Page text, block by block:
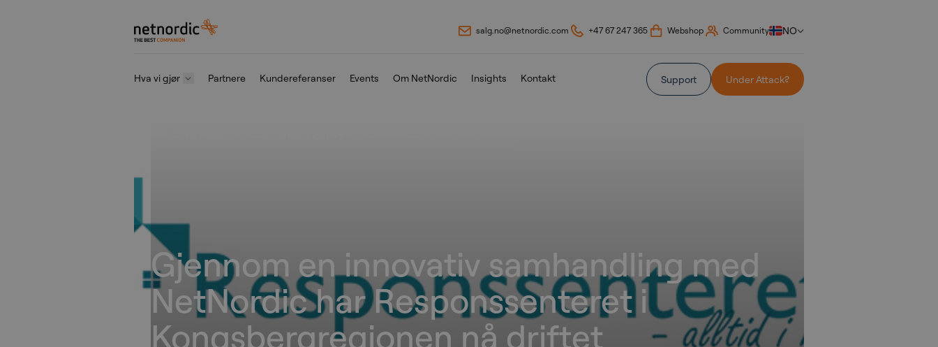
Gå til innhold
NetNordic Norway salg.no@netnordic.com +47 67 247 365 Webshop Community NO
Hva vi gjør Partnere Kundereferanser Events Om NetNordic Insights Kontakt Support Under Attack?
Gjennom en innovativ samhandling med
NetNordic har Responssenteret i
Kongsbergregionen nå driftet